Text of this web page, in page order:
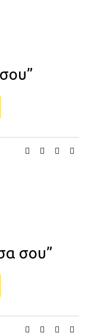
σου”